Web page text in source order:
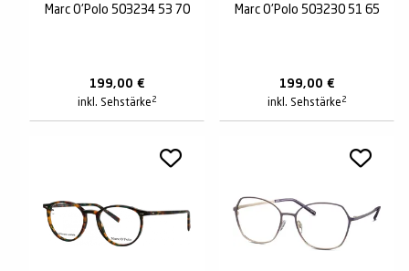
Marc O'Polo 503234 53 70
199,00 €
inkl. Sehstärke 2
Marc O'Polo 503230 51 65
199,00 €
inkl. Sehstärke 2